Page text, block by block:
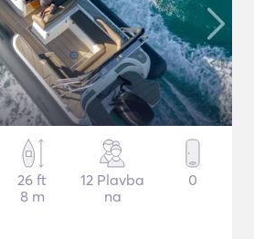
26 ft
8 m
12 Plavba
na
0